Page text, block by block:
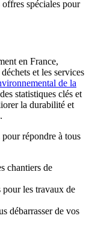
spéciales pour
en France,
et les services
de la
statistiques clés et
la durabilité et
répondre à tous
chantiers de
pour les travaux de
débarrasser de vos